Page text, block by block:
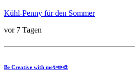
Kühl-Penny für den Sommer
vor 7 Tagen
Be Creative with me✨✏️🎨